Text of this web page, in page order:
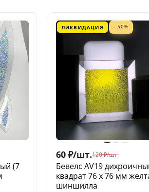
(7
ЛИКВИДАЦИЯ - 50%
60 ₽/шт.120 ₽/шт.
Бевелс AV19
квадрат 76 х 76 мм
шиншилла